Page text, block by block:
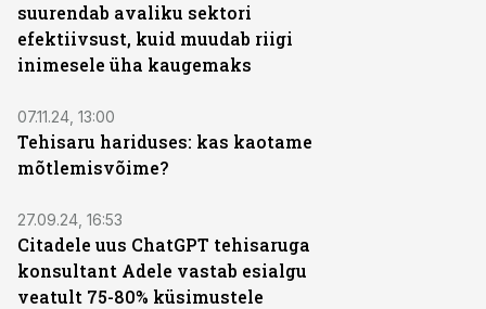
suurendab avaliku sektori
efektiivsust, kuid muudab riigi
inimesele üha kaugemaks
07.11.24, 13:00
Tehisaru hariduses: kas kaotame
mõtlemisvõime?
27.09.24, 16:53
Citadele uus ChatGPT tehisaruga
konsultant Adele vastab esialgu
veatult 75-80% küsimustele